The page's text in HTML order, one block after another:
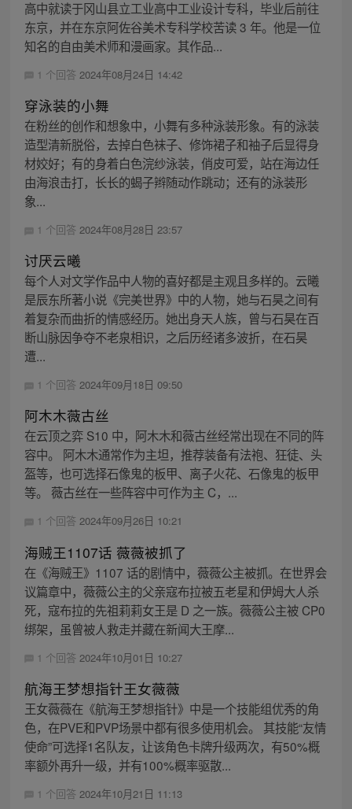
高中就读于冈山县立工业高中工业设计专科，毕业后前往
东京，并在东京阿佐谷美术专科学校苦读 3 年。他是一位
知名的自由美术师和漫画家。其作品...
1 个回答 2024年08月24日 14:42
穿泳装的小舞
在粉丝的创作和想象中，小舞有多种泳装形象。有的泳装
造型清新脱俗，去掉白色袜子、修饰裙子和袖子后显得身
材姣好；有的身着白色浣纱泳装，俏皮可爱，站在海边任
由海浪击打，长长的蝎子辫随动作跳动；还有的泳装形
象...
1 个回答 2024年08月28日 23:57
讨厌云曦
每个人对文学作品中人物的喜好都是主观且多样的。云曦
是辰东所著小说《完美世界》中的人物，她与石昊之间有
着复杂而曲折的情感经历。她出身天人族，曾与石昊在百
断山脉因争夺不老泉相识，之后历经诸多波折，在石昊
遭...
1 个回答 2024年09月18日 09:50
阿木木薇古丝
在云顶之弈 S10 中，阿木木和薇古丝经常出现在不同的阵
容中。 阿木木通常作为主坦，推荐装备有法袍、狂徒、头
盔等，也可选择石像鬼的板甲、离子火花、石像鬼的板甲
等。 薇古丝在一些阵容中可作为主 C，...
1 个回答 2024年09月26日 10:21
海贼王1107话 薇薇被抓了
在《海贼王》1107 话的剧情中，薇薇公主被抓。在世界会
议篇章中，薇薇公主的父亲寇布拉被五老星和伊姆大人杀
死，寇布拉的先祖莉莉女王是 D 之一族。薇薇公主被 CP0
绑架，虽曾被人救走并藏在新闻大王摩...
1 个回答 2024年10月01日 10:27
航海王梦想指针王女薇薇
王女薇薇在《航海王梦想指针》中是一个技能组优秀的角
色，在PVE和PVP场景中都有很多使用机会。 其技能“友情
使命”可选择1名队友，让该角色卡牌升级两次，有50%概
率额外再升一级，并有100%概率驱散...
1 个回答 2024年10月21日 11:13